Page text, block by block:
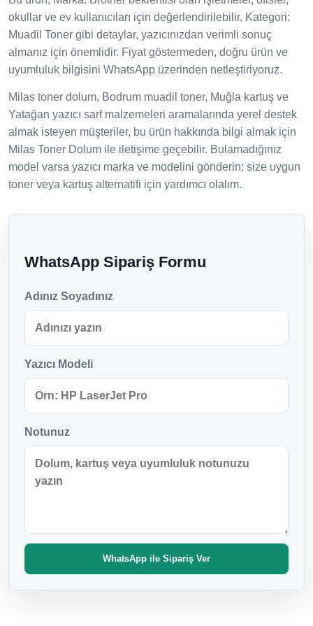
okullar ve ev kullanıcıları için değerlendirilebilir. Kategori:
Muadil Toner gibi detaylar, yazıcınızdan verimli sonuç
almanız için önemlidir. Fiyat göstermeden, doğru ürün ve
uyumluluk bilgisini WhatsApp üzerinden netleştiriyoruz.
Milas toner dolum, Bodrum muadil toner, Muğla kartuş ve
Yatağan yazıcı sarf malzemeleri aramalarında yerel destek
almak isteyen müşteriler, bu ürün hakkında bilgi almak için
Milas Toner Dolum ile iletişime geçebilir. Bulamadığınız
model varsa yazıcı marka ve modelini gönderin; size uygun
toner veya kartuş alternatifi için yardımcı olalım.
WhatsApp Sipariş Formu
Adınız Soyadınız
Yazıcı Modeli
Notunuz
WhatsApp ile Sipariş Ver